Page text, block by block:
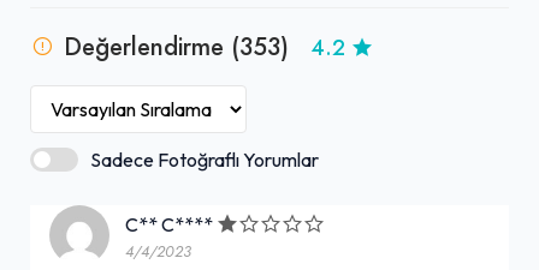
Değerlendirme (353) 4.2
Sadece Fotoğraflı Yorumlar
C** C****
4/4/2023